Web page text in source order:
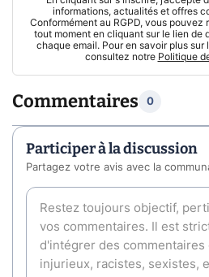
informations, actualités et offres
Conformément au RGPD, vous pouvez
tout moment en cliquant sur le lien de
chaque email. Pour en savoir plus sur
consultez notre Politique
Commentaires 0
Participer à la discussion
Partagez votre avis avec la